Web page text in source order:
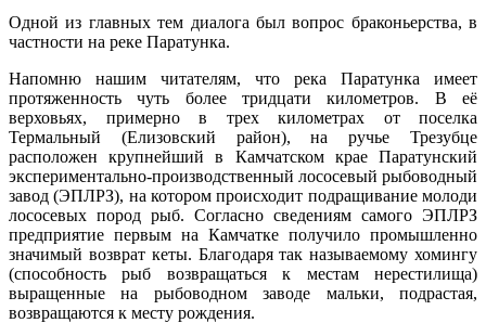
Одной из главных тем диалога был вопрос браконьерства, в
частности на реке Паратунка.
Напомню нашим читателям, что река Паратунка имеет
протяженность чуть более тридцати километров. В её
верховьях, примерно в трех километрах от поселка
Термальный (Елизовский район), на ручье Трезубце
расположен крупнейший в Камчатском крае Паратунский
экспериментально-производственный лососевый рыбоводный
завод (ЭПЛРЗ), на котором происходит подращивание молоди
лососевых пород рыб. Согласно сведениям самого ЭПЛРЗ
предприятие первым на Камчатке получило промышленно
значимый возврат кеты. Благодаря так называемому хомингу
(способность рыб возвращаться к местам нерестилища)
выращенные на рыбоводном заводе мальки, подрастая,
возвращаются к месту рождения.